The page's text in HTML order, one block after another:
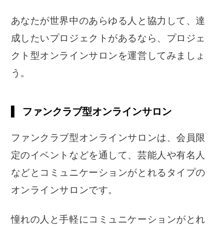
あなたが世界中のあらゆる人と協力して、達
成したいプロジェクトがあるなら、プロジェ
クト型オンラインサロンを運営してみましょ
う。
ファンクラブ型オンラインサロン
ファンクラブ型オンラインサロンは、会員限
定のイベントなどを通して、芸能人や有名人
などとコミュニケーションがとれるタイプの
オンラインサロンです。
憧れの人と手軽にコミュニケーションがとれ